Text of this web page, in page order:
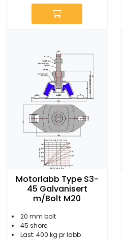
Motorlabb Type S3-
45 Galvanisert
m/Bolt M20
20 mm bolt
45 shore
Last: 400 kg pr labb